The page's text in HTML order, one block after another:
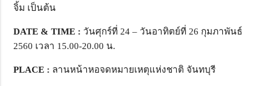
จิ้ม เป็นต้น
DATE & TIME : วันศุกร์ที่ 24 – วันอาทิตย์ที่ 26 กุมภาพันธ์
2560 เวลา 15.00-20.00 น.
PLACE : ลานหน้าหอจดหมายเหตุแห่งชาติ จันทบุรี